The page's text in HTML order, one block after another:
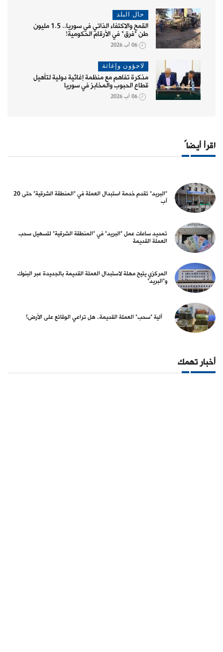
حال البلد
القمح والاكتفاء الذاتي في سوريا.. 1.5 مليون
طن "فرق" في الأرقام الحكومية!
06 آب 2026
لاجؤون وإغاثة
مذكرة تفاهم مع منظمة إغاثية دولية لتأهيل
قطاع الحبوب والمخابز في سوريا
06 آب 2026
اقرأ أيضاً
"البريد" تقدم خدمة استبدال العملة في "المنطقة الشرقية" حتى 20
آب
تمديد ساعات عمل "البريد" في "المنطقة الشرقية" لتسهيل سحب
العملة القديمة
المركزي يتيح مهلة لاستبدال العملة القديمة بالجديدة عبر البنوك
و"البريد"
آلية "سحب" العملة القديمة.. هل تراعي الوقائع على الأرض؟
أخبار تهمك